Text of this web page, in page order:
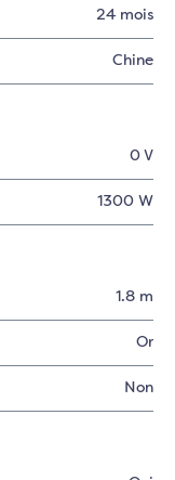
24 mois
Chine
0 V
1300 W
1.8 m
Or
Non